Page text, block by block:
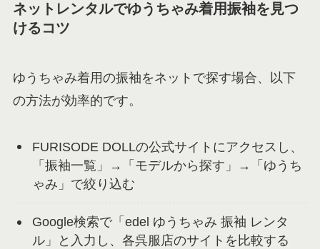
ネットレンタルでゆうちゃみ着用振袖を見つ
けるコツ
ゆうちゃみ着用の振袖をネットで探す場合、以下
の方法が効率的です。
FURISODE DOLLの公式サイトにアクセスし、
「振袖一覧」→「モデルから探す」→「ゆうち
ゃみ」で絞り込む
Google検索で「edel ゆうちゃみ 振袖 レンタ
ル」と入力し、各呉服店のサイトを比較する